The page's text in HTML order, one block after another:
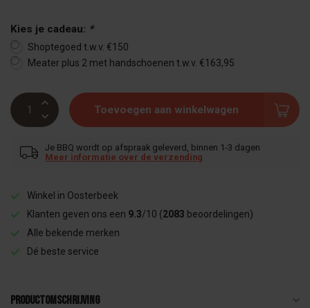
Kies je cadeau: *
Shoptegoed t.w.v. €150
Meater plus 2 met handschoenen t.w.v. €163,95
Toevoegen aan winkelwagen
Je BBQ wordt op afspraak geleverd, binnen 1-3 dagen
Meer informatie over de verzending
Winkel in Oosterbeek
Klanten geven ons een 9.3/10 (2083 beoordelingen)
Alle bekende merken
Dé beste service
Productomschrijving